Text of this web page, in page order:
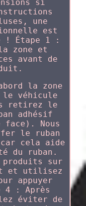
si
une
est
! Étape 1 :
zone et
avant de
la zone
véhicule
retirez le
adhésif
face). Nous
le ruban
cela aide
du ruban.
produits sur
et utilisez
appuyer
4 : Après
éviter de